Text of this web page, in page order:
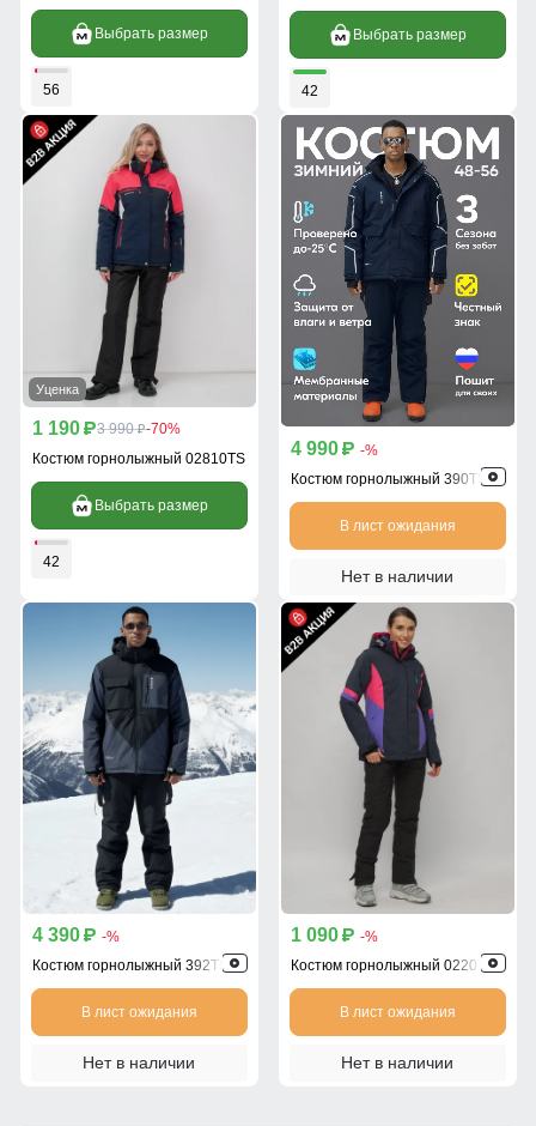
Выбрать размер
56
Выбрать размер
42
Уценка
1 190 p3 990 p-70%
Костюм горнолыжный 02810TS
Выбрать размер
42
4 990 p -%
Костюм горнолыжный 390TS
В лист ожидания
Нет в наличии
4 390 p -%
Костюм горнолыжный 392TS
В лист ожидания
Нет в наличии
1 090 p -%
Костюм горнолыжный 02201TS
В лист ожидания
Нет в наличии